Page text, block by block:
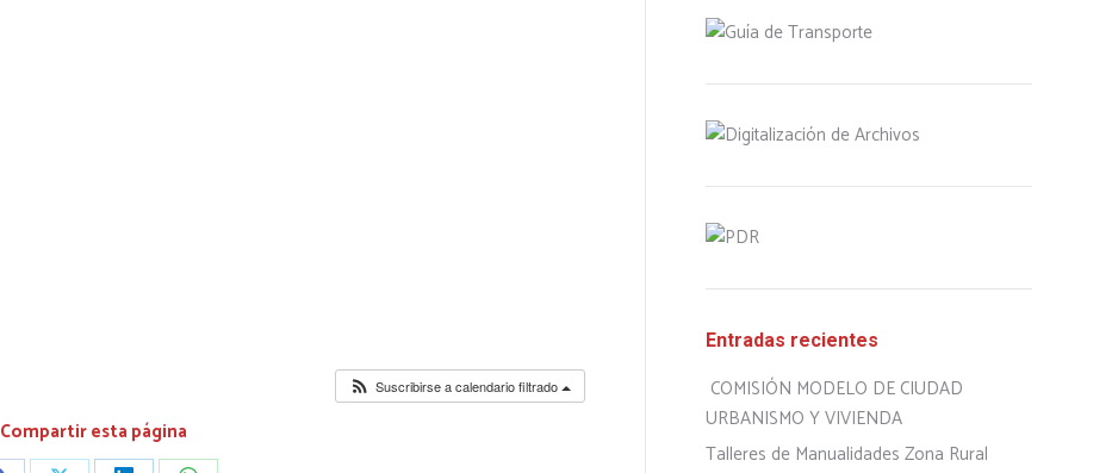
Suscribirse a calendario filtrado
Compartir esta página
Entradas recientes
COMISIÓN MODELO DE CIUDAD
URBANISMO Y VIVIENDA
Talleres de Manualidades Zona Rural